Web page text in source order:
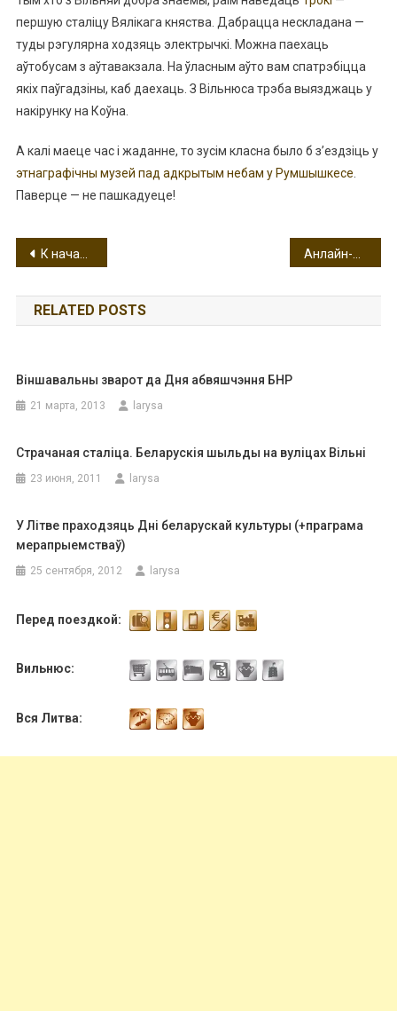
першую сталіцу Вялікага княства. Дабрацца нескладана —
туды рэгулярна ходзяць электрычкі. Можна паехаць
аўтобусам з аўтавакзала. На ўласным аўто вам спатрэбіцца
якіх паўгадзіны, каб даехаць. З Вільнюса трэба выязджаць у
накірунку на Коўна.
А калі маеце час і жаданне, то зусім класна было б з’ездзіць у
этнаграфічны музей пад адкрытым небам у Румшышкесе
Паверце — не пашкадуеце!
Навигация
по
записям
К началу туристического сезона в зоопарке и Морском музее Литвы — пополнение
RELATED POSTS
Віншавальны зварот да Дня абвяшчэння БНР
21 марта, 2013 larysa
Страчаная сталіца. Беларускія шыльды на вуліцах Вільні
23 июня, 2011 larysa
У Літве праходзяць Дні беларускай культуры (+праграма
мерапрыемстваў)
25 сентября, 2012 larysa
Перед поездкой:
Вильнюс:
Вся Литва: